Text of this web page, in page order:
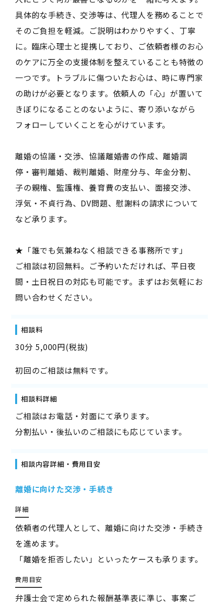
具体的な手続き、交渉等は、代理人を務めることで
そのご負担を軽減。ご説明はわかりやすく、丁寧
に。臨床心理士と提携しており、ご依頼者様のお心
のケアに万全の支援体制を整えていることも特徴の
一つです。トラブルに傷ついたお心は、時に専門家
の助けが必要となります。依頼人の「心」が置いて
きぼりになることのないように、寄り添いながら
フォローしていくことを心がけています。
離婚の協議・交渉、協議離婚書の作成、離婚調
停・審判離婚、裁判離婚、財産分与、年金分割、
子の親権、監護権、養育費の支払い、面接交渉、
浮気・不貞行為、DV問題、慰謝料の請求について
など承ります。
★「誰でも気兼ねなく相談できる事務所です」
ご相談は初回無料。ご予約いただければ、平日夜
間・土日祝日の対応も可能です。まずはお気軽にお
問い合わせください。
相談料
30分 5,000円(税抜)
初回のご相談は無料です。
相談料詳細
ご相談はお電話・対面にて承ります。
分割払い・後払いのご相談にも応じています。
相談内容詳細・費用目安
離婚に向けた交渉・手続き
詳細
依頼者の代理人として、離婚に向けた交渉・手続き
を進めます。
「離婚を拒否したい」といったケースも承ります。
費用目安
弁護士会で定められた報酬基準表に準じ、事案ご